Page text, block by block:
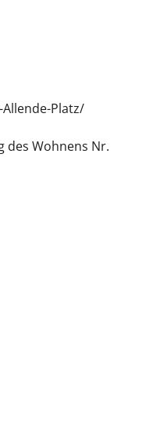
Platz/
des Wohnens Nr.